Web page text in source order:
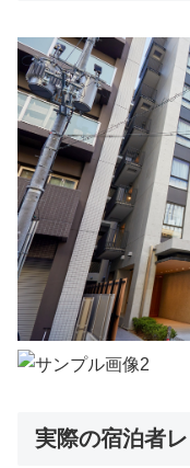
実際の宿泊者